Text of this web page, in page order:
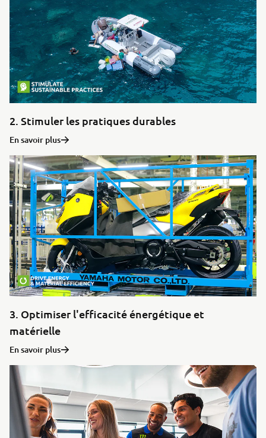
2. Stimuler les pratiques durables
En savoir plus
3. Optimiser l'efficacité énergétique et
matérielle
En savoir plus